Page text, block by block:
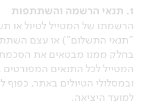
1. תנאי הרשמה והשתתפות
הרשמתו של המטייל לטיול או
"תנאי התשלום") או עצם
בחלק ממנו מבטאים את
המטייל לכל התנאים
ובמסלולי הטיולים באתר, כפוף
למועד היציאה.